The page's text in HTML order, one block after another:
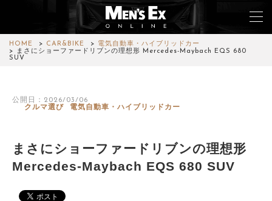
HOME CAR&BIKE
電気自動車・ハイブリッドカー
まさにショーファードリブンの理想形 Mercedes-Maybach EQS 680
SUV
公開日：2026/03/06
クルマ選び
電気自動車・ハイブリッドカー
まさにショーファードリブンの理想形
Mercedes-Maybach EQS 680 SUV
FASHION
CAR&BIKE